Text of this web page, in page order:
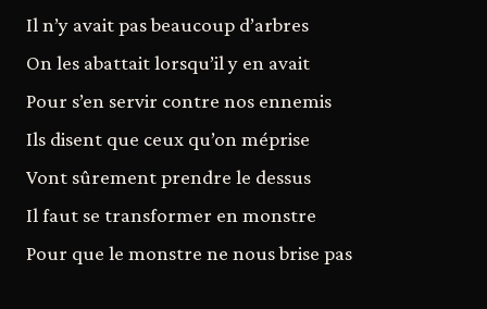
Il n’y avait pas beaucoup d’arbres
On les abattait lorsqu’il y en avait
Pour s’en servir contre nos ennemis
Ils disent que ceux qu’on méprise
Vont sûrement prendre le dessus
Il faut se transformer en monstre
Pour que le monstre ne nous brise pas